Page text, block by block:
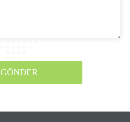
GÖNDER